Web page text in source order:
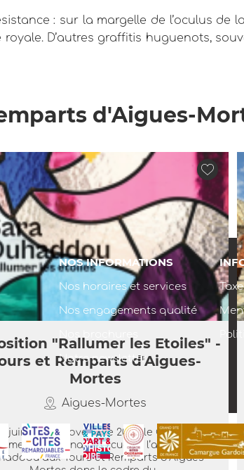
: sur la margelle de l’oculus de
D’autres graffitis huguenots,
d'Aigues-
"Rallumer les Etoiles" -
et Remparts d'Aigues-
Mortes
Aigues-Mortes
juin au 1er novembre 2026, le Centre des
nationaux accueille l’artiste Sara
aux Tours et Remparts d’Aigues-
NOS INFORMATIONS
Nos horaires et services
Nos engagements qualité
Notre newsletter